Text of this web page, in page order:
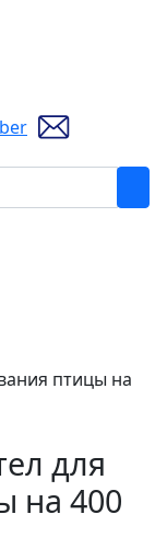
птицы на
для
на 400